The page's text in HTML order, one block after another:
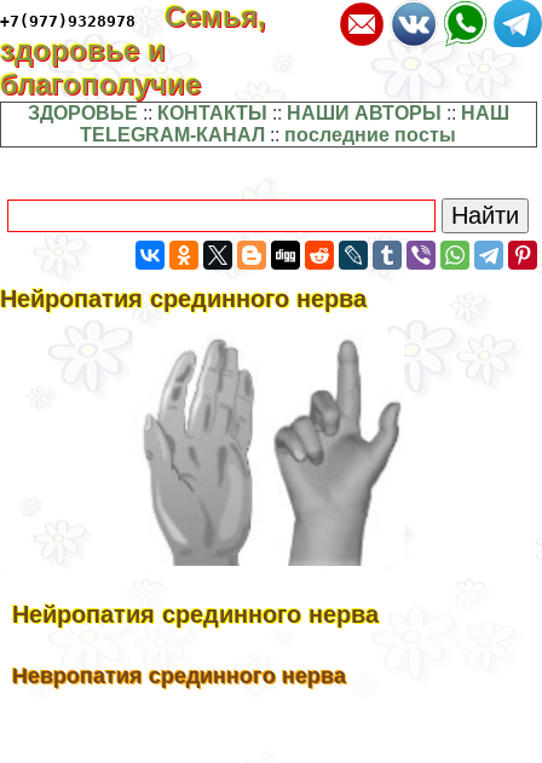
+7(977)9328978
Семья,
здоровье и
благополучие
ЗДОРОВЬЕ :: КОНТАКТЫ :: НАШИ АВТОРЫ :: НАШ
TELEGRAM-КАНАЛ :: последние посты
Нейропатия срединного нерва
Нейропатия срединного нерва
Невропатия срединного нерва